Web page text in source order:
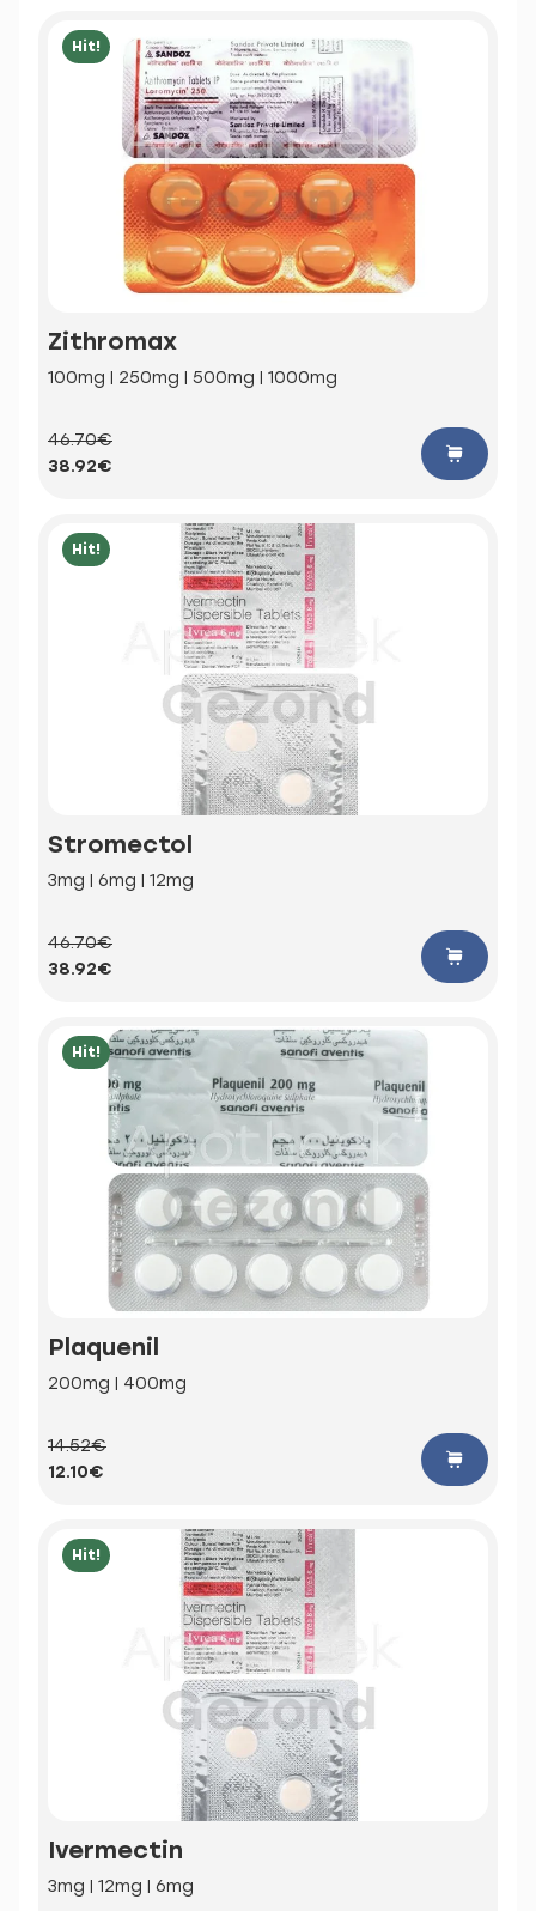
Hit!
Zithromax
100mg | 250mg | 500mg | 1000mg
46.70€
38.92€
Hit!
Stromectol
3mg | 6mg | 12mg
46.70€
38.92€
Hit!
Plaquenil
200mg | 400mg
14.52€
12.10€
Hit!
Ivermectin
3mg | 12mg | 6mg